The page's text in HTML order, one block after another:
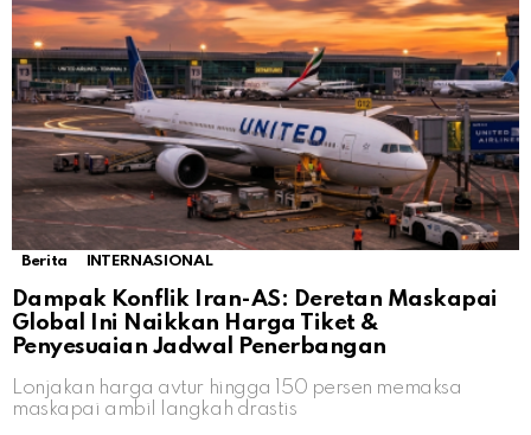
Berita INTERNASIONAL
Dampak Konflik Iran-AS: Deretan Maskapai
Global Ini Naikkan Harga Tiket &
Penyesuaian Jadwal Penerbangan
Lonjakan harga avtur hingga 150 persen memaksa
maskapai ambil langkah drastis